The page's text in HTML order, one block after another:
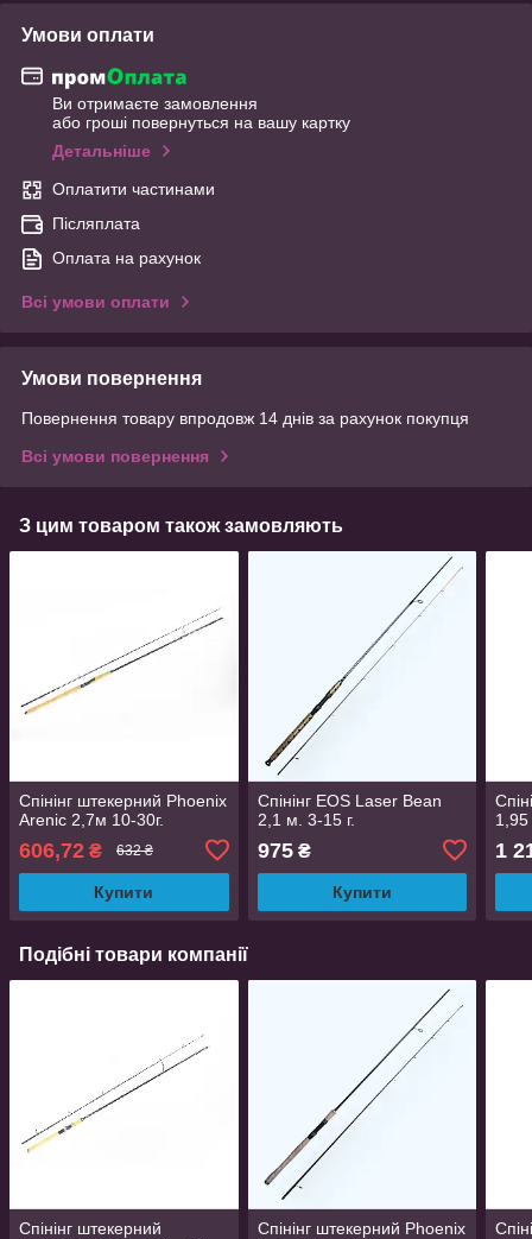
Умови оплати
Ви отримаєте замовлення
або гроші повернуться на вашу картку
Детальніше
Оплатити частинами
Післяплата
Оплата на рахунок
Всі умови оплати
Умови повернення
Повернення товару впродовж 14 днів за рахунок покупця
Всі умови повернення
З цим товаром також замовляють
Спінінг штекерний Phoenix
Arenic 2,7м 10-30г.
606,72 ₴ 632 ₴
Купити
Спінінг EOS Laser Bean
2,1 м. 3-15 г.
975₴
Купити
1,95
1
Подібні товари компанії
Спінінг штекерний
Спінінг штекерний Phoenix